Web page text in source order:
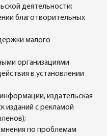
деятельности;
благотворительных
малого
организациями
в установлении
издательская
изданий с рекламой
по проблемам